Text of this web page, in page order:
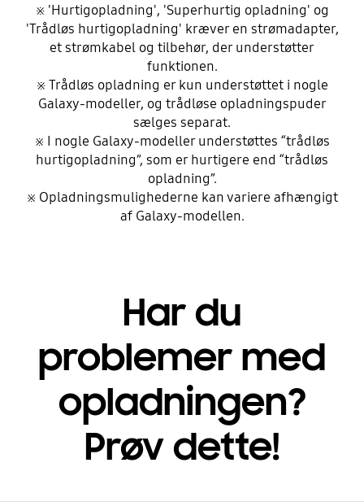
※ 'Hurtigopladning', 'Superhurtig opladning' og
'Trådløs hurtigopladning' kræver en strømadapter,
et strømkabel og tilbehør, der understøtter
funktionen.
※ Trådløs opladning er kun understøttet i nogle
Galaxy-modeller, og trådløse opladningspuder
sælges separat.
※ I nogle Galaxy-modeller understøttes “trådløs
hurtigopladning”, som er hurtigere end “trådløs
opladning”.
※ Opladningsmulighederne kan variere afhængigt
af Galaxy-modellen.
Har du
problemer med
opladningen?
Prøv dette!